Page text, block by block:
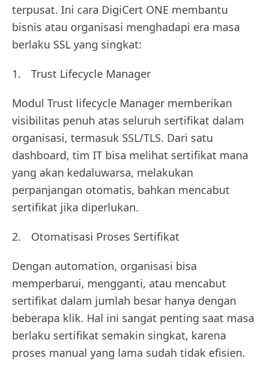
terpusat. Ini cara DigiCert ONE membantu
bisnis atau organisasi menghadapi era masa
berlaku SSL yang singkat:
Trust Lifecycle Manager
Modul Trust lifecycle Manager memberikan
visibilitas penuh atas seluruh sertifikat dalam
organisasi, termasuk SSL/TLS. Dari satu
dashboard, tim IT bisa melihat sertifikat mana
yang akan kedaluwarsa, melakukan
perpanjangan otomatis, bahkan mencabut
sertifikat jika diperlukan.
Otomatisasi Proses Sertifikat
Dengan automation, organisasi bisa
memperbarui, mengganti, atau mencabut
sertifikat dalam jumlah besar hanya dengan
beberapa klik. Hal ini sangat penting saat masa
berlaku sertifikat semakin singkat, karena
proses manual yang lama sudah tidak efisien.